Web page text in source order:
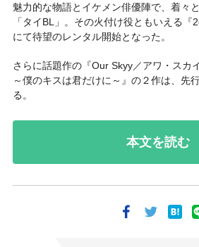
魅力的な物語とイケメン俳優陣で、着々
「タイBL」。その火付け役ともいえる『
にて待望のレンタル開始となった。
さらに話題作の『Our Skyy／アワ・スカ
～僕のキスは君だけに～』の２作は、先
る。
本文を読む